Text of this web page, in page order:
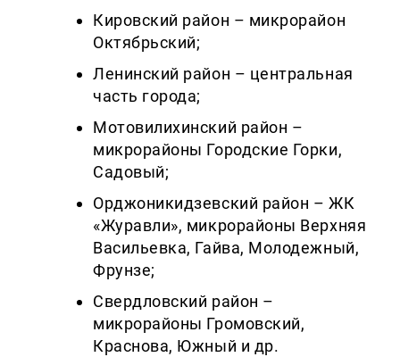
Кировский район – микрорайон
Октябрьский;
Ленинский район – центральная
часть города;
Мотовилихинский район –
микрорайоны Городские Горки,
Садовый;
Орджоникидзевский район – ЖК
«Журавли», микрорайоны Верхняя
Васильевка, Гайва, Молодежный,
Фрунзе;
Свердловский район –
микрорайоны Громовский,
Краснова, Южный и др.